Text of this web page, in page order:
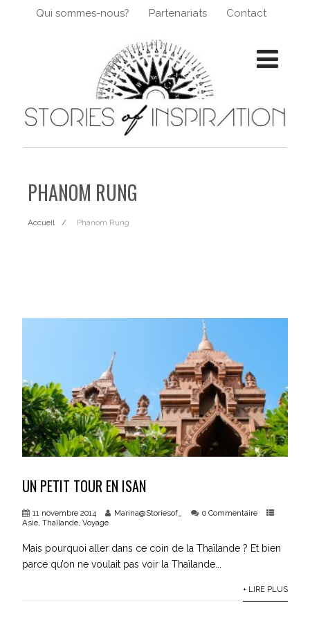
Qui sommes-nous? Partenariats Contact
PHANOM RUNG
Accueil Phanom Rung
UN PETIT TOUR EN ISAN
11 novembre 2014 Marina@Storiesof_
0 Commentaire
Asie,Thaïlande,Voyage
Mais pourquoi aller dans ce coin de la Thaïlande ? Et bien
parce qu’on ne voulait pas voir la Thaïlande...
+ LIRE PLUS